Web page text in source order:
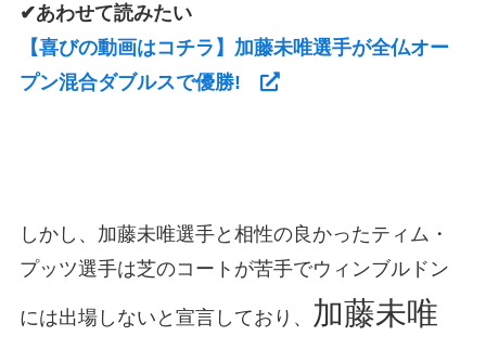
✔あわせて読みたい
【喜びの動画はコチラ】加藤未唯選手が全仏オー
プン混合ダブルスで優勝!
しかし、加藤未唯選手と相性の良かったティム・
プッツ選手は芝のコートが苦手でウィンブルドン
には出場しないと宣言しており、
加藤未唯